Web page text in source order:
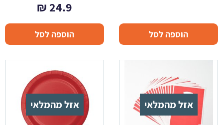
הוספה לסל
24.9
₪
הוספה לסל
אזל מהמלאי אזל מהמלאי